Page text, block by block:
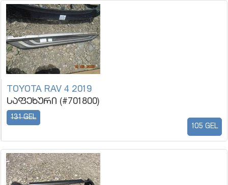
TOYOTA RAV 4 2019
საფეხური (#701800)
131 GEL
105 GEL